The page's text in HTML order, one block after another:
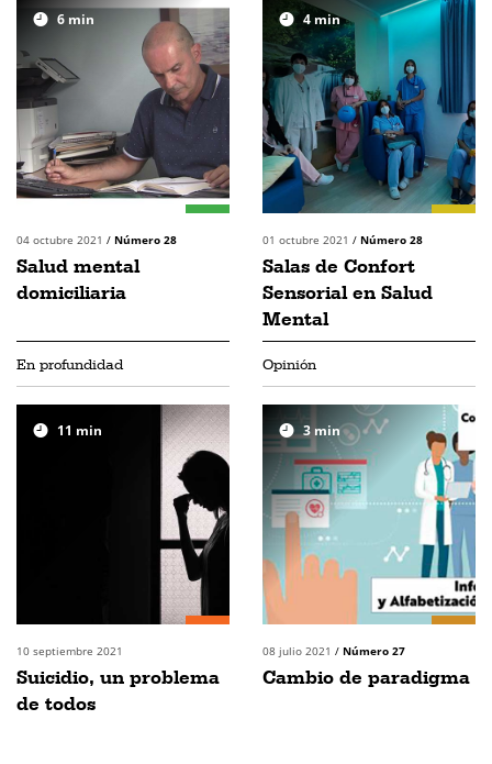
6 min
04 octubre 2021 / Número 28
Salud mental
domiciliaria
4 min
01 octubre 2021 / Número 28
Salas de Confort
Sensorial en Salud
Mental
En profundidad
11 min
10 septiembre 2021
Suicidio, un problema
de todos
Opinión
3min
08 julio 2021 / Número 27
Cambio de paradigma